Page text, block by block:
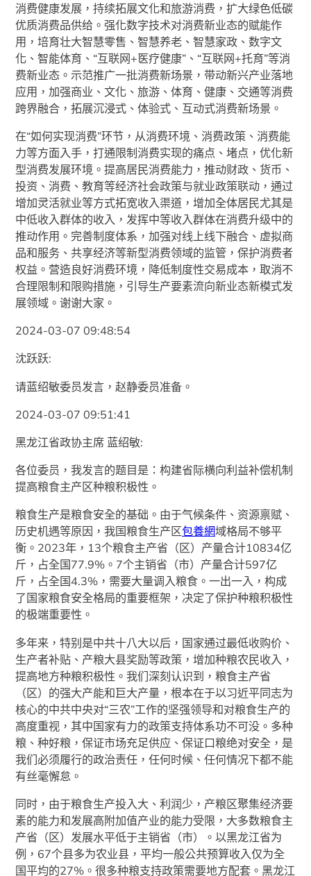
消费健康发展，持续拓展文化和旅游消费，扩大绿色低碳
优质消费品供给。强化数字技术对消费新业态的赋能作
用，培育壮大智慧零售、智慧养老、智慧家政、数字文
化、智能体育、“互联网+医疗健康”、“互联网+托育”等消
费新业态。示范推广一批消费新场景，带动新兴产业落地
应用，加强商业、文化、旅游、体育、健康、交通等消费
跨界融合，拓展沉浸式、体验式、互动式消费新场景。
在“如何实现消费”环节，从消费环境、消费政策、消费能
力等方面入手，打通限制消费实现的痛点、堵点，优化新
型消费发展环境。提高居民消费能力，推动财政、货币、
投资、消费、教育等经济社会政策与就业政策联动，通过
增加灵活就业等方式拓宽收入渠道，增加全体居民尤其是
中低收入群体的收入，发挥中等收入群体在消费升级中的
推动作用。完善制度体系，加强对线上线下融合、虚拟商
品和服务、共享经济等新型消费领域的监管，保护消费者
权益。营造良好消费环境，降低制度性交易成本，取消不
合理限制和限购措施，引导生产要素流向新业态新模式发
展领域。谢谢大家。
2024-03-07 09:48:54
沈跃跃:
请蓝绍敏委员发言，赵静委员准备。
2024-03-07 09:51:41
黑龙江省政协主席 蓝绍敏:
各位委员，我发言的题目是：构建省际横向利益补偿机制
提高粮食主产区种粮积极性。
粮食生产是粮食安全的基础。由于气候条件、资源禀赋、
历史机遇等原因，我国粮食生产区包養網域格局不够平
衡。2023年，13个粮食主产省（区）产量合计10834亿
斤，占全国77.9%。7个主销省（市）产量合计597亿
斤，占全国4.3%，需要大量调入粮食。一出一入，构成
了国家粮食安全格局的重要框架，决定了保护种粮积极性
的极端重要性。
多年来，特别是中共十八大以后，国家通过最低收购价、
生产者补贴、产粮大县奖励等政策，增加种粮农民收入，
提高地方种粮积极性。我们深刻认识到，粮食主产省
（区）的强大产能和巨大产量，根本在于以习近平同志为
核心的中共中央对“三农”工作的坚强领导和对粮食生产的
高度重视，其中国家有力的政策支持体系功不可没。多种
粮、种好粮，保证市场充足供应、保证口粮绝对安全，是
我们必须履行的政治责任，任何时候、任何情况下都不能
有丝毫懈怠。
同时，由于粮食生产投入大、利润少，产粮区聚集经济要
素的能力和发展高附加值产业的能力受限，大多数粮食主
产省（区）发展水平低于主销省（市）。以黑龙江省为
例，67个县多为农业县，平均一般公共预算收入仅为全
国平均的27%。很多种粮支持政策需要地方配套。黑龙江